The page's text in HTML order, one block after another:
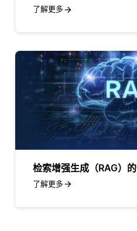
了解更多
检索增强生成（RAG）
了解更多